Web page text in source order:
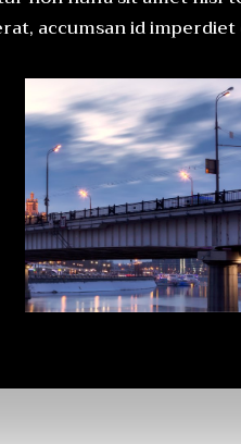
accumsan id imperdiet